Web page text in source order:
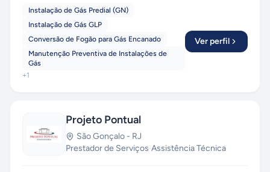
Instalação de Gás Predial (GN)
Instalação de Gás GLP
Conversão de Fogão para Gás Encanado
Manutenção Preventiva de Instalações de
Gás
+1
Ver perfil
Projeto Pontual
São Gonçalo - RJ
Prestador de Serviços·Assistência Técnica